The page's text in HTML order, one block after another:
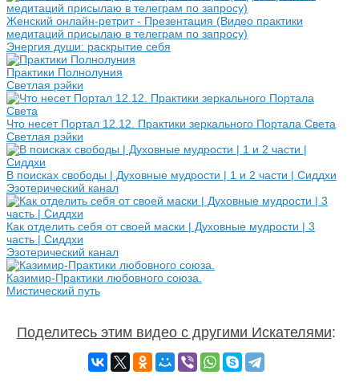
Женский онлайн-ретрит - Презентация (Видео практики
медитаций присылаю в телеграм по запросу)
Энергия души: раскрытие себя
Практики Полнолуния
Светлая рэйки
Что несет Портал 12.12. Практики зеркального Портала Света
Светлая рэйки
В поисках свободы | Духовные мудрости | 1 и 2 части | Сиддхи
Эзотерический канал
Как отделить себя от своей маски | Духовные мудрости | 3
часть | Сиддхи
Эзотерический канал
Казимир-Практики любовного союза.
Мистический путь
Поделитесь этим видео с другими Искателями: